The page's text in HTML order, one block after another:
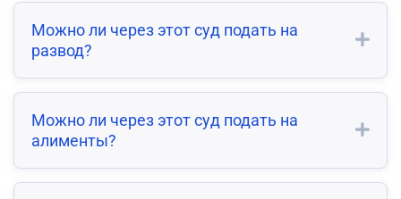
Можно ли через этот суд подать на
развод?
Можно ли через этот суд подать на
алименты?